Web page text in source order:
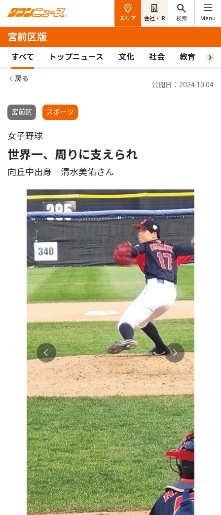
エリア 会社・IR 検索 Menu
宮前区版
すべて トップニュース 文化 社会 教育 ス
戻る
宮前区 スポーツ
公開日：2024.10.04
女子野球
世界一、周りに支えられ
向丘中出身 清水美佑さん